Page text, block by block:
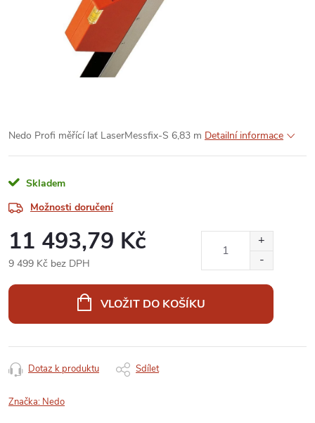
Nedo Profi měřící lať LaserMessfix-S 6,83 m Detailní informace
Skladem
Možnosti doručení
11 493,79 Kč
9 499 Kč bez DPH
VLOŽIT DO KOŠÍKU
Dotaz k produktu Sdílet
Značka: Nedo